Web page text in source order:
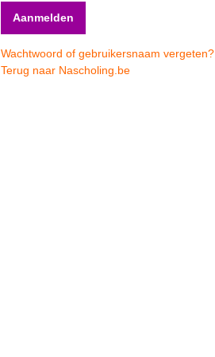
Wachtwoord of gebruikersnaam vergeten?
Terug naar Nascholing.be